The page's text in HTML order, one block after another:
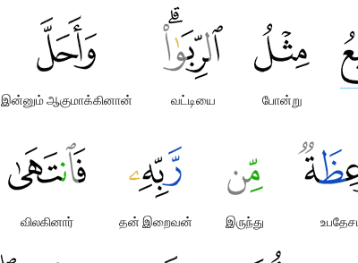
போன்று
வட்டியை
இன்னும் ஆகுமாக்கினான்
இருந்து
தன் இறைவன்
விலகினார்